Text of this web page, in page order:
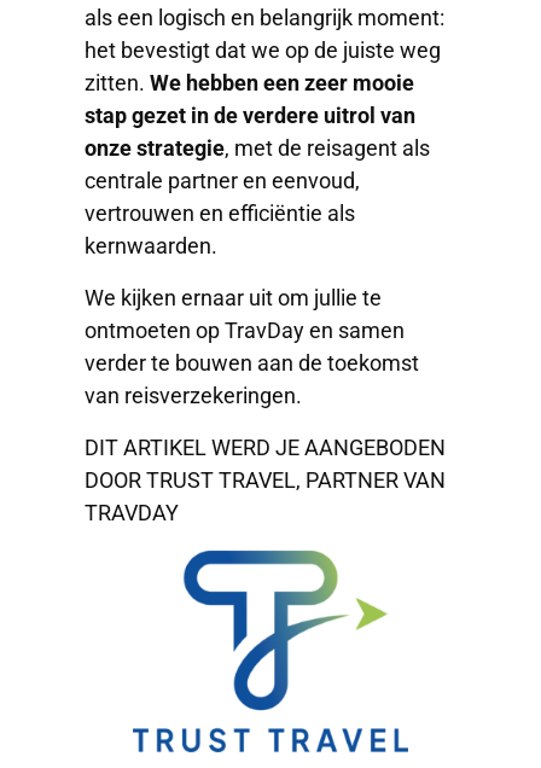
als een logisch en belangrijk moment:
het bevestigt dat we op de juiste weg
zitten. We hebben een zeer mooie
stap gezet in de verdere uitrol van
onze strategie, met de reisagent als
centrale partner en eenvoud,
vertrouwen en efficiëntie als
kernwaarden.
We kijken ernaar uit om jullie te
ontmoeten op TravDay en samen
verder te bouwen aan de toekomst
van reisverzekeringen.
DIT ARTIKEL WERD JE AANGEBODEN
DOOR TRUST TRAVEL, PARTNER VAN
TRAVDAY